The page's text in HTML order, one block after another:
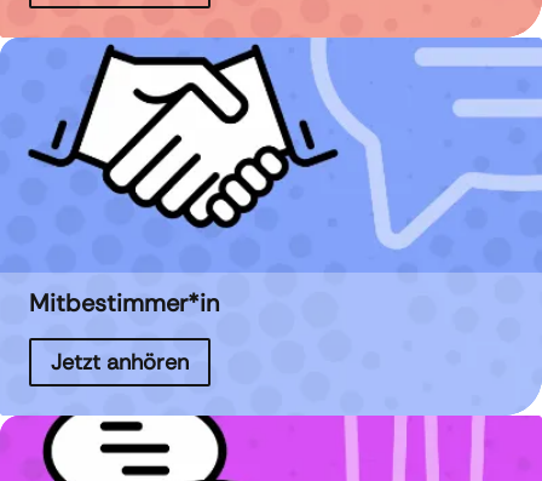
Mitbestimmer*in
Jetzt anhören